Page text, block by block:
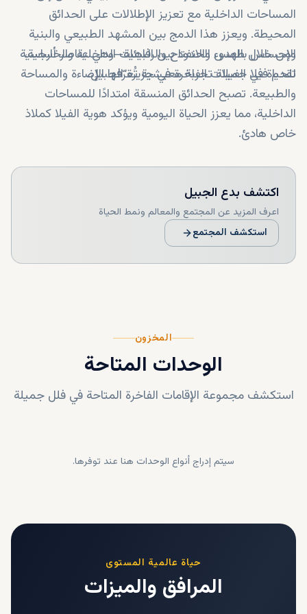
المساحات الداخلية مع تعزيز الإطلالات على الحدائق
المحيطة. ويعزز هذا الدمج بين المشهد الطبيعي والبنية
الإحساس بالهدوء والانفتاح والرفاهية—وهي عناصر أساسية
للحياة في الفيلات الفاخرة في جزيرة الجبيل.
ومن خلال طمس الحدود بين البيئات الداخلية والخارجية،
تقدم فيلا جميلة تجربة معيشية تُعرّفها الإضاءة والمساحة
والطبيعة. تصبح الحدائق المنسقة امتدادًا للمساحات
الداخلية، مما يعزز الحياة اليومية ويؤكد هوية الفيلا كملاذ
خاص هادئ.
اكتشف بدع الجبيل
اعرف المزيد عن المجتمع والمعالم ونمط الحياة
استكشف المجتمع
المخزون
الوحدات المتاحة
استكشف مجموعة الإقامات الفاخرة المتاحة في فلل جميلة
سيتم إدراج أنواع الوحدات هنا عند توفرها.
حياة عالمية المستوى
المرافق والميزات